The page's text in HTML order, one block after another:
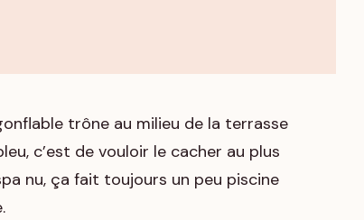
trône au milieu de la terrasse
c’est de vouloir le cacher au plus
nu, ça fait toujours un peu piscine